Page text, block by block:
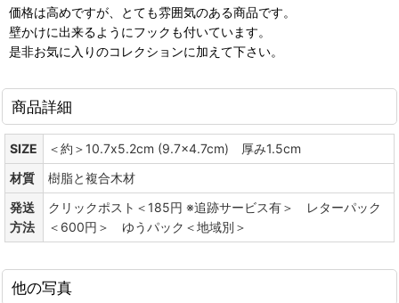
価格は高めですが、とても雰囲気のある商品です。
壁かけに出来るようにフックも付いています。
是非お気に入りのコレクションに加えて下さい。
商品詳細
SIZE
＜約＞10.7x5.2cm (9.7x4.7cm) 厚み1.5cm
材質
樹脂と複合木材
発送
方法
クリックポスト＜185円 ※追跡サービス有＞ レターパック
＜600円＞ ゆうパック＜地域別＞
他の写真